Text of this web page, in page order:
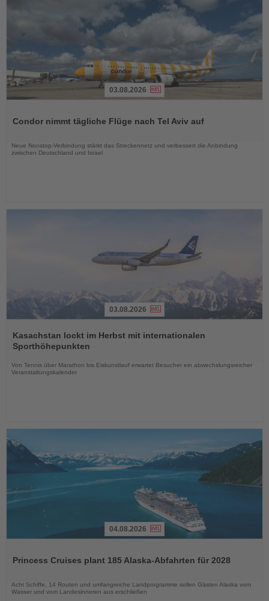
die
03.08.2026
Condor nimmt tägliche Flüge nach Tel Aviv auf
Neue Nonstop-Verbindung stärkt das Streckennetz und verbessert die Anbindung
zwischen Deutschland und Israel
Sie
die
Nachrichten
03.08.2026
Kasachstan lockt im Herbst mit internationalen
Sporthöhepunkten
Von Tennis über Marathon bis Eiskunstlauf erwartet Besucher ein abwechslungsreicher
Veranstaltungskalender
die
04.08.2026
Princess Cruises plant 185 Alaska-Abfahrten für 2028
Acht Schiffe, 14 Routen und umfangreiche Landprogramme sollen Gästen Alaska vom
Wasser und vom Landesinneren aus erschließen